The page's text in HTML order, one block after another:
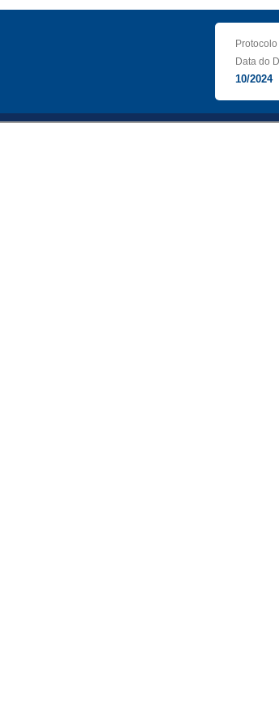
Protocolo
Data do
10/2024